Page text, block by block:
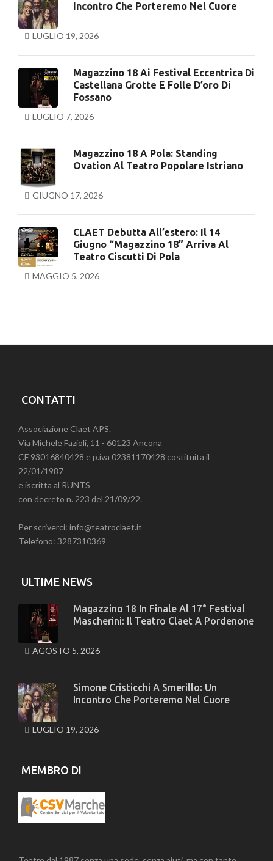
Incontro Che Porteremo Nel Cuore
LUGLIO 19, 2026
Magazzino 18 Ai Festival Eccentrica Di
Castellana Grotte E Folle D’oro Di
Fossano
LUGLIO 7, 2026
Magazzino 18 A Pola: Standing
Ovation Al Teatro Popolare Istriano
GIUGNO 17, 2026
CLAET Debutta All’estero: Il 14
Giugno “Magazzino 18” Arriva Al
Teatro Ciscutti Di Pola
MAGGIO 5, 2026
CONTATTI
Associazione Claet APS.
Via Michele Fazioli, 11 - 60123 Ancona
CF 93016840428 e p.iva 02381170428 costituita il
22/01/1987
e iscritta al RUNTS
con decreto n. 223 del 21/09/22.
Per scriverci: info@teatroclaet.it
Telefono: 3287310369
ULTIME NEWS
Magazzino 18 In Finale Al 17° Festival
Mascherini: Il Teatro Claet A Pordenone
AGOSTO 5, 2026
Simone Cristicchi A Smerillo: Un
Incontro Che Porteremo Nel Cuore
LUGLIO 19, 2026
MEMBRO DI